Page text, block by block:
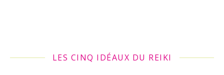
LES CINQ IDÉAUX DU REIKI